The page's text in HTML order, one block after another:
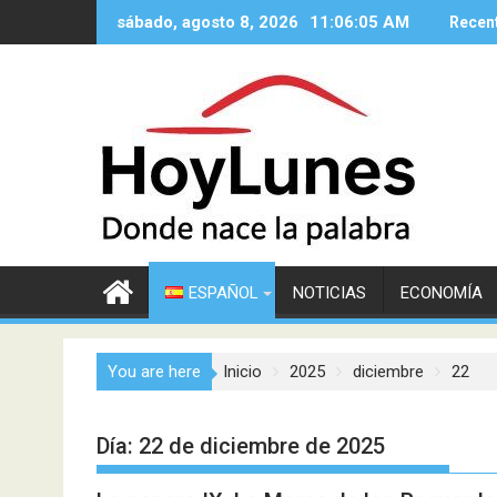
sábado, agosto 8, 2026 11:06:07 AM
ESPAÑOL NOTICIAS ECONOMÍA
You are here Inicio 2025 diciembre 22
Día: 22 de diciembre de 2025